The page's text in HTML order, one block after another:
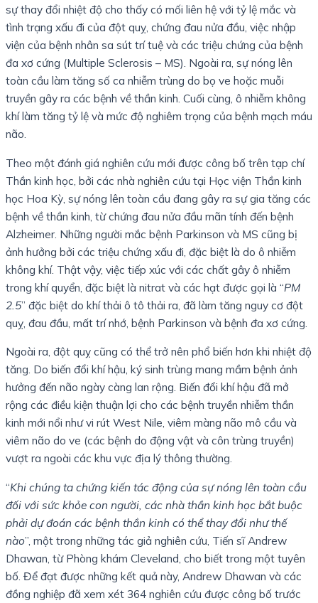
sự thay đổi nhiệt độ cho thấy có mối liên hệ với tỷ lệ mắc và
tình trạng xấu đi của đột quỵ, chứng đau nửa đầu, việc nhập
viện của bệnh nhân sa sút trí tuệ và các triệu chứng của bệnh
đa xơ cứng (Multiple Sclerosis – MS). Ngoài ra, sự nóng lên
toàn cầu làm tăng số ca nhiễm trùng do bọ ve hoặc muỗi
truyền gây ra các bệnh về thần kinh. Cuối cùng, ô nhiễm không
khí làm tăng tỷ lệ và mức độ nghiêm trọng của bệnh mạch máu
não.
Theo một đánh giá nghiên cứu mới được công bố trên tạp chí
Thần kinh học, bởi các nhà nghiên cứu tại Học viện Thần kinh
học Hoa Kỳ, sự nóng lên toàn cầu đang gây ra sự gia tăng các
bệnh về thần kinh, từ chứng đau nửa đầu mãn tính đến bệnh
Alzheimer. Những người mắc bệnh Parkinson và MS cũng bị
ảnh hưởng bởi các triệu chứng xấu đi, đặc biệt là do ô nhiễm
không khí. Thật vậy, việc tiếp xúc với các chất gây ô nhiễm
trong khí quyển, đặc biệt là nitrat và các hạt được gọi là “PM
2.5” đặc biệt do khí thải ô tô thải ra, đã làm tăng nguy cơ đột
quỵ, đau đầu, mất trí nhớ, bệnh Parkinson và bệnh đa xơ cứng.
Ngoài ra, đột quỵ cũng có thể trở nên phổ biến hơn khi nhiệt độ
tăng. Do biến đổi khí hậu, ký sinh trùng mang mầm bệnh ảnh
hưởng đến não ngày càng lan rộng. Biến đổi khí hậu đã mở
rộng các điều kiện thuận lợi cho các bệnh truyền nhiễm thần
kinh mới nổi như vi rút West Nile, viêm màng não mô cầu và
viêm não do ve (các bệnh do động vật và côn trùng truyền)
vượt ra ngoài các khu vực địa lý thông thường.
“Khi chúng ta chứng kiến ​​tác động của sự nóng lên toàn cầu
đối với sức khỏe con người, các nhà thần kinh học bắt buộc
phải dự đoán các bệnh thần kinh có thể thay đổi như thế
nào”, một trong những tác giả nghiên cứu, Tiến sĩ Andrew
Dhawan, từ Phòng khám Cleveland, cho biết trong một tuyên
bố. Để đạt được những kết quả này, Andrew Dhawan và các
đồng nghiệp đã xem xét 364 nghiên cứu được công bố trước